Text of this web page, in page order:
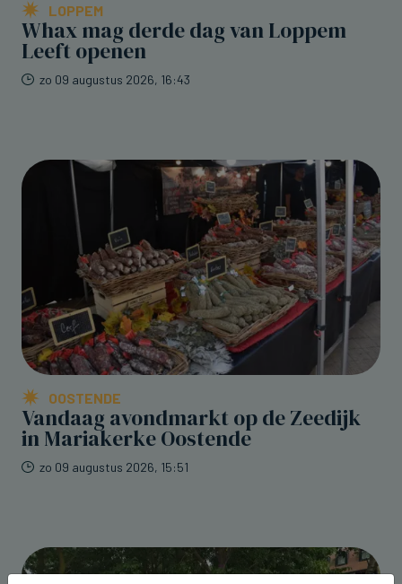
LOPPEM
Whax mag derde dag van Loppem
Leeft openen
zo 09 augustus 2026, 16:43
OOSTENDE
Vandaag avondmarkt op de Zeedijk
in Mariakerke Oostende
zo 09 augustus 2026, 15:51